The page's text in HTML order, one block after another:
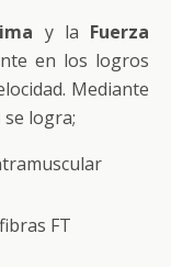
y la Fuerza
en los logros
Mediante
se logra;
FT